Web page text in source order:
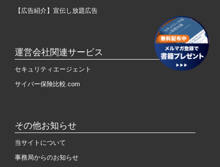
【広告紹介】宣伝し放題広告
運営会社関連サービス
セキュリティエージェント
サイバー保険比較.com
その他お知らせ
当サイトについて
事務局からのお知らせ